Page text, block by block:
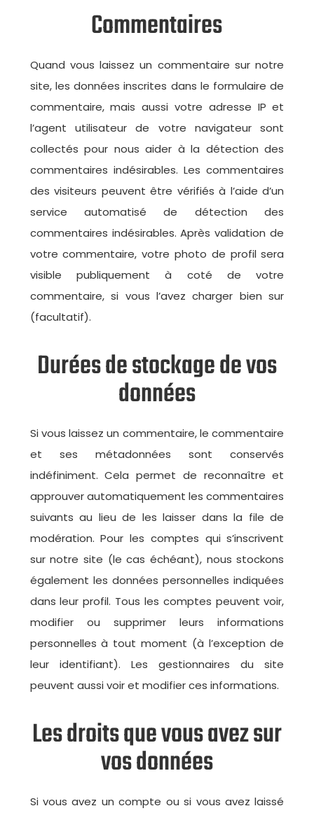
Commentaires
Quand vous laissez un commentaire sur notre
site, les données inscrites dans le formulaire de
commentaire, mais aussi votre adresse IP et
l’agent utilisateur de votre navigateur sont
collectés pour nous aider à la détection des
commentaires indésirables. Les commentaires
des visiteurs peuvent être vérifiés à l’aide d’un
service automatisé de détection des
commentaires indésirables. Après validation de
votre commentaire, votre photo de profil sera
visible publiquement à coté de votre
commentaire, si vous l’avez charger bien sur
(facultatif).
Durées de stockage de vos
données
Si vous laissez un commentaire, le commentaire
et ses métadonnées sont conservés
indéfiniment. Cela permet de reconnaître et
approuver automatiquement les commentaires
suivants au lieu de les laisser dans la file de
modération. Pour les comptes qui s’inscrivent
sur notre site (le cas échéant), nous stockons
également les données personnelles indiquées
dans leur profil. Tous les comptes peuvent voir,
modifier ou supprimer leurs informations
personnelles à tout moment (à l’exception de
leur identifiant). Les gestionnaires du site
peuvent aussi voir et modifier ces informations.
Les droits que vous avez sur
vos données
Si vous avez un compte ou si vous avez laissé